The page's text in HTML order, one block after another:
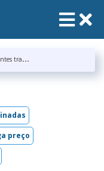
C
orrentes transportadoras industriais
preço